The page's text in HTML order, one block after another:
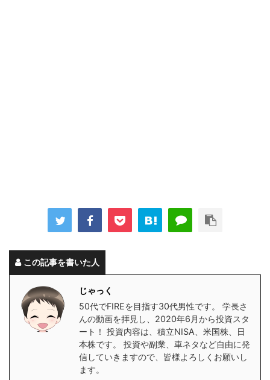
この記事を書いた人
じゃっく
50代でFIREを目指す30代男性です。 学長さ
んの動画を拝見し、2020年6月から投資スタ
ート！ 投資内容は、積立NISA、米国株、日
本株です。 投資や副業、車ネタなど自由に発
信していきますので、皆様よろしくお願いし
ます。